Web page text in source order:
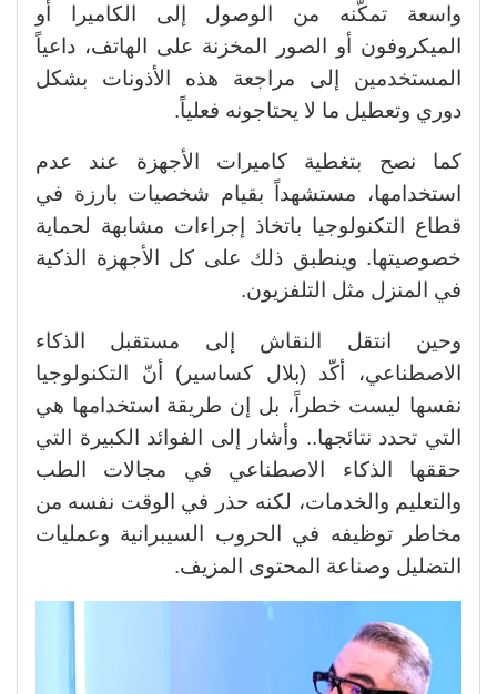
واسعة تمكّنه من الوصول إلى الكاميرا أو
الميكروفون أو الصور المخزنة على الهاتف، داعياً
المستخدمين إلى مراجعة هذه الأذونات بشكل
دوري وتعطيل ما لا يحتاجونه فعلياً.
كما نصح بتغطية كاميرات الأجهزة عند عدم
استخدامها، مستشهداً بقيام شخصيات بارزة في
قطاع التكنولوجيا باتخاذ إجراءات مشابهة لحماية
خصوصيتها. وينطبق ذلك على كل الأجهزة الذكية
في المنزل مثل التلفزيون.
وحين انتقل النقاش إلى مستقبل الذكاء
الاصطناعي، أكّد (بلال كساسير) أنّ التكنولوجيا
نفسها ليست خطراً، بل إن طريقة استخدامها هي
التي تحدد نتائجها.. وأشار إلى الفوائد الكبيرة التي
حققها الذكاء الاصطناعي في مجالات الطب
والتعليم والخدمات، لكنه حذر في الوقت نفسه من
مخاطر توظيفه في الحروب السيبرانية وعمليات
التضليل وصناعة المحتوى المزيف.